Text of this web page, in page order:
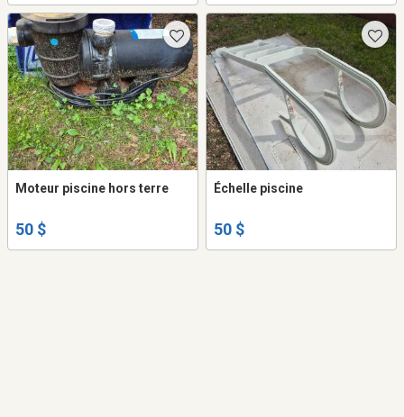
Moteur piscine hors terre
50 $
Échelle piscine
50 $